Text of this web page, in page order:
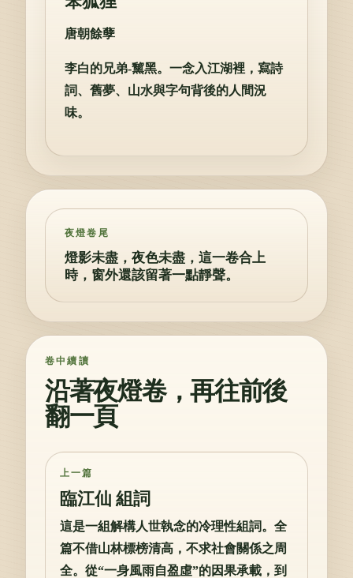
唐朝餘孽
李白的兄弟-黧黑。一念入江湖裡，寫詩
詞、舊夢、山水與字句背後的人間況
味。
夜燈卷尾
燈影未盡，夜色未盡，這一卷合上
時，窗外還該留著一點靜聲。
卷中續讀
沿著夜燈卷，再往前後
翻一頁
上一篇
臨江仙 組詞
這是一組解構人世執念的冷理性組詞。全
篇不借山林標榜清高，不求社會關係之周
全。從“一身風雨自盈虛”的因果承載，到